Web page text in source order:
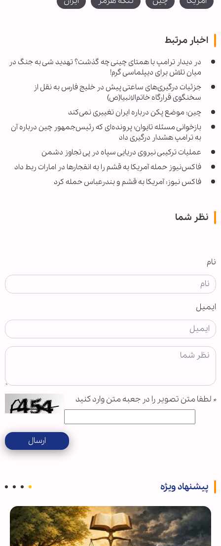
اخبار مرتبط
در دیدار ترامپ با همتای چینی چه گذشت؟ تهدید شی به جنگ در
میان تلاش برای دیپلماسی گرم!
جزئیات درگیری‌های ساعتی پیش در خلیج فارس به نقل از
سخنگوی قرارگاه خاتم‌الانبیا(ص)
چین: موضع پکن درباره ایران تغییری نمی‌کند
بازخوانی مسئله تایوان؛ پرونده‌ای که رئیس‌جمهور چین درباره آن
به ترامپ هشدار درگیری داد
عملیات ترکیبی نیروی دریایی سپاه در پی تجاوز دشمن
فاکس‌نیوز حمله آمریکا به قشم را به انفجارها در امارات ربط داد
فاکس نیوز: آمریکا به قشم و بندرعباس حمله کرد
نظر شما
نام
ایمیل
* لطفا متن تصویر را در جعبه متن وارد کنید
ارسال
پیشنهاد ویژه